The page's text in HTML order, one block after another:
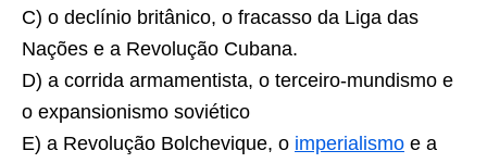
C) o declínio britânico, o fracasso da Liga das
Nações e a Revolução Cubana.
D) a corrida armamentista, o terceiro-mundismo e
o expansionismo soviético
E) a Revolução Bolchevique, o imperialismo e a